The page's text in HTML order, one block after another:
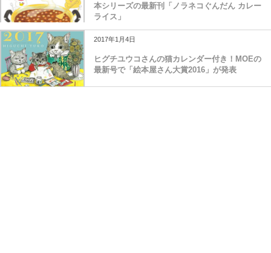
本シリーズの最新刊「ノラネコぐんだん カレー
ライス」
2017年1月4日
ヒグチユウコさんの猫カレンダー付き！MOEの
最新号で「絵本屋さん大賞2016」が発表